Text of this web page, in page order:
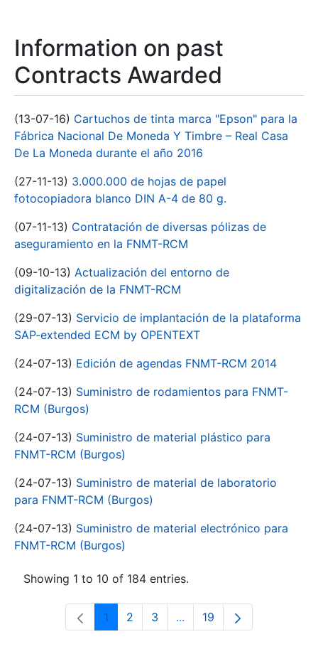
Information on past
Contracts Awarded
(13-07-16) Cartuchos de tinta marca "Epson" para la
Fábrica Nacional De Moneda Y Timbre – Real Casa
De La Moneda durante el año 2016
(27-11-13) 3.000.000 de hojas de papel
fotocopiadora blanco DIN A-4 de 80 g.
(07-11-13) Contratación de diversas pólizas de
aseguramiento en la FNMT-RCM
(09-10-13) Actualización del entorno de
digitalización de la FNMT-RCM
(29-07-13) Servicio de implantación de la plataforma
SAP-extended ECM by OPENTEXT
(24-07-13) Edición de agendas FNMT-RCM 2014
(24-07-13) Suministro de rodamientos para FNMT-
RCM (Burgos)
(24-07-13) Suministro de material plástico para
FNMT-RCM (Burgos)
(24-07-13) Suministro de material de laboratorio
para FNMT-RCM (Burgos)
(24-07-13) Suministro de material electrónico para
FNMT-RCM (Burgos)
Showing 1 to 10 of 184 entries.
Page
1 Page
2 Page
3 ...Intermediate Pages Use
Page
19